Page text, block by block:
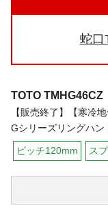
蛇口
TOTO TMHG46CZ
【販売終了】【寒冷
Gシリーズリングハン
ピッチ120mm ス